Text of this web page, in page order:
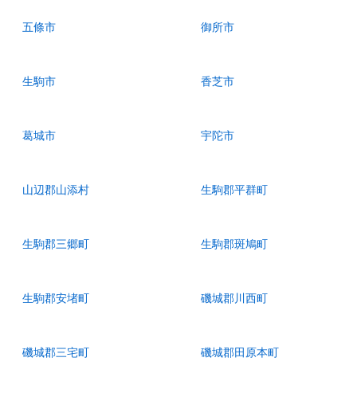
五條市 御所市
生駒市 香芝市
葛城市 宇陀市
山辺郡山添村 生駒郡平群町
生駒郡三郷町 生駒郡斑鳩町
生駒郡安堵町 磯城郡川西町
磯城郡三宅町 磯城郡田原本町